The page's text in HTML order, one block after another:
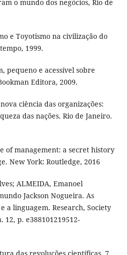
o mundo dos negócios, Rio de
e Toyotismo na civilização do
1999.
pequeno e acessível sobre
Editora, 2009.
nova ciência das organizações:
das nações. Rio de Janeiro.
of management: a secret history
New York: Routledge, 2016
ALMEIDA, Emanoel
Jackson Nogueira. As
a linguagem. Research, Society
12, p. e388101219512-